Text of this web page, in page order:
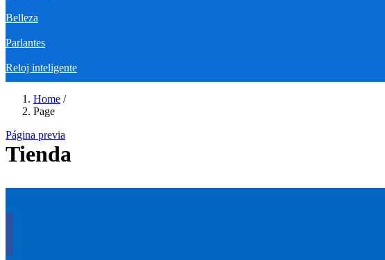
Belleza
Parlantes
Reloj inteligente
Home /
Page
Página previa
Tienda